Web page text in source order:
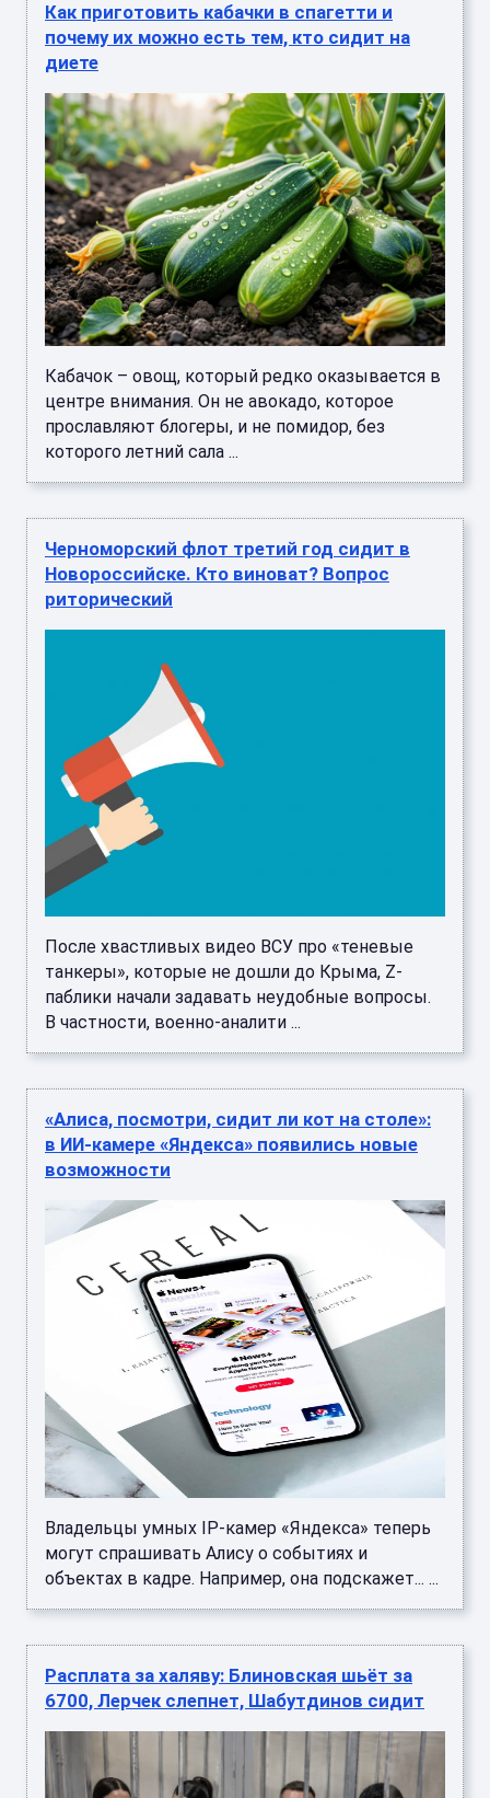
Как приготовить кабачки в спагетти и
почему их можно есть тем, кто сидит на
диете
Кабачок – овощ, который редко оказывается в
центре внимания. Он не авокадо, которое
прославляют блогеры, и не помидор, без
которого летний сала ...
Черноморский флот третий год сидит в
Новороссийске. Кто виноват? Вопрос
риторический
После хвастливых видео ВСУ про «теневые
танкеры», которые не дошли до Крыма, Z-
паблики начали задавать неудобные вопросы.
В частности, военно-аналити ...
«Алиса, посмотри, сидит ли кот на столе»:
в ИИ-камере «Яндекса» появились новые
возможности
Владельцы умных IP-камер «Яндекса» теперь
могут спрашивать Алису о событиях и
объектах в кадре. Например, она подскажет... ...
Расплата за халяву: Блиновская шьёт за
6700, Лерчек слепнет, Шабутдинов сидит